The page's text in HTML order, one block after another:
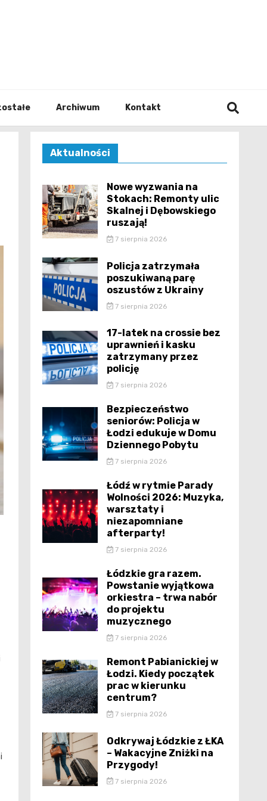
Archiwum Kontakt
Aktualności
Nowe wyzwania na
Stokach: Remonty ulic
Skalnej i Dębowskiego
ruszają!
7 sierpnia 2026
Policja zatrzymała
poszukiwaną parę
oszustów z Ukrainy
7 sierpnia 2026
17-latek na crossie bez
uprawnień i kasku
zatrzymany przez
policję
7 sierpnia 2026
Bezpieczeństwo
seniorów: Policja w
Łodzi edukuje w Domu
Dziennego Pobytu
7 sierpnia 2026
Łódź w rytmie Parady
Wolności 2026: Muzyka,
warsztaty i
niezapomniane
afterparty!
7 sierpnia 2026
Łódzkie gra razem.
Powstanie wyjątkowa
orkiestra – trwa nabór
do projektu
muzycznego
7 sierpnia 2026
Remont Pabianickiej w
Łodzi. Kiedy początek
prac w kierunku
centrum?
7 sierpnia 2026
Odkrywaj Łódzkie z ŁKA
– Wakacyjne Zniżki na
Przygody!
7 sierpnia 2026